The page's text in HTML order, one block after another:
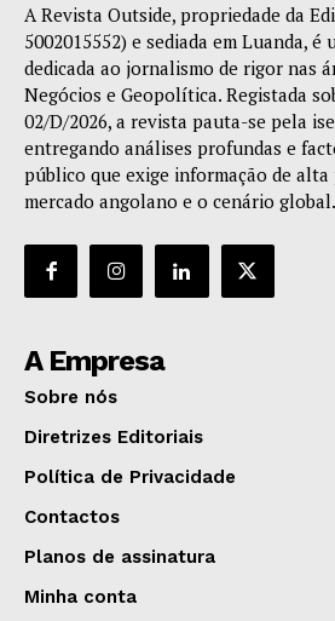
A Revista Outside, propriedade da
5002015552) e sediada em Luanda,
dedicada ao jornalismo de rigor nas
Negócios e Geopolítica. Registada
02/D/2026, a revista pauta-se pela
entregando análises profundas e
público que exige informação de alta
mercado angolano e o cenário global.
A Empresa
Sobre nós
Diretrizes Editoriais
Política de Privacidade
Contactos
Planos de assinatura
Minha conta